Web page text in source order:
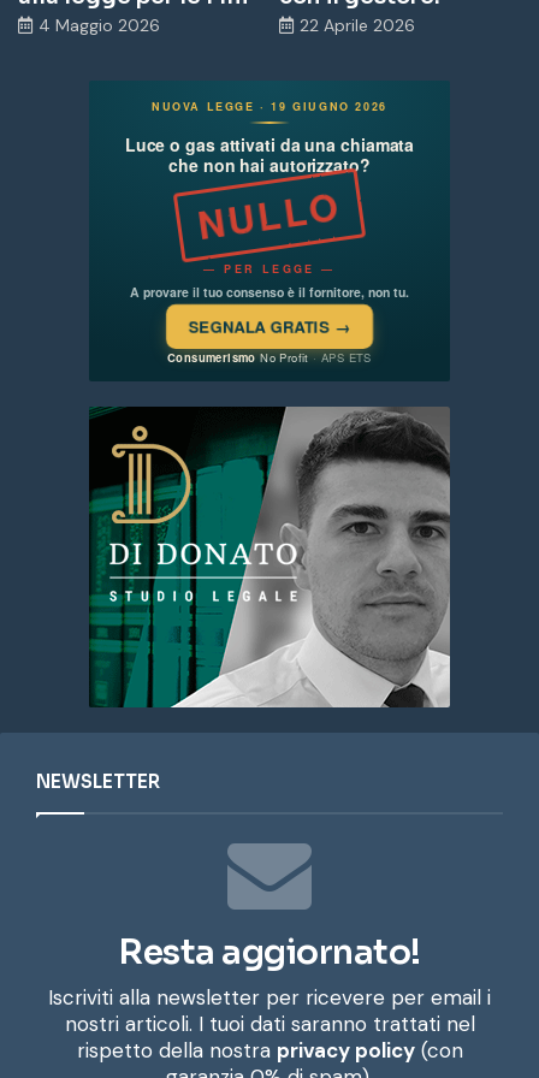
4 Maggio 2026 22 Aprile 2026
NEWSLETTER
Resta aggiornato!
Iscriviti alla newsletter per ricevere per email i
nostri articoli. I tuoi dati saranno trattati nel
rispetto della nostra privacy policy(con